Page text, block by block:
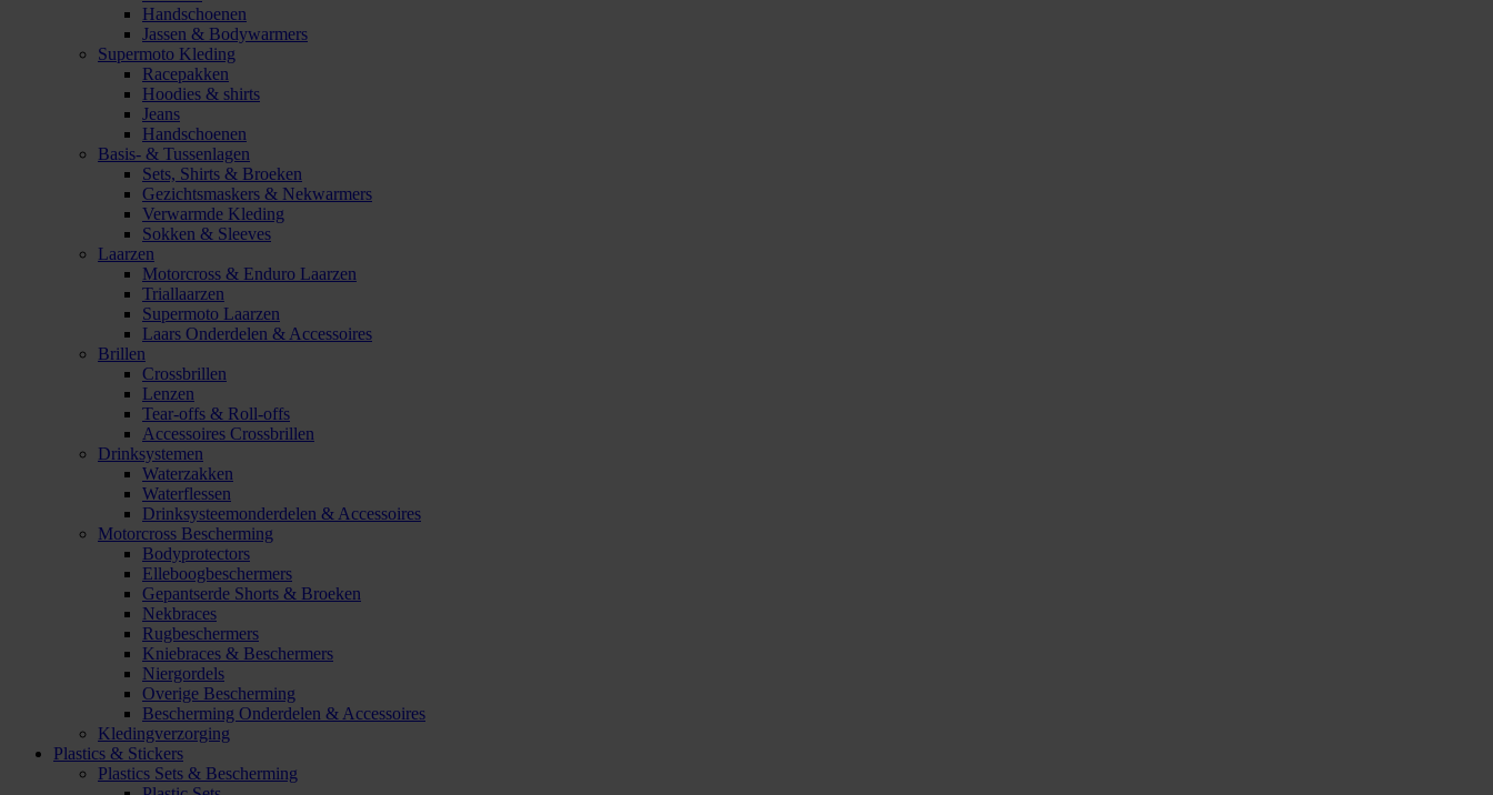
Handschoenen
Jassen & Bodywarmers
Supermoto Kleding
Racepakken
Hoodies & shirts
Jeans
Handschoenen
Basis- & Tussenlagen
Sets, Shirts & Broeken
Gezichtsmaskers & Nekwarmers
Verwarmde Kleding
Sokken & Sleeves
Laarzen
Motorcross & Enduro Laarzen
Triallaarzen
Supermoto Laarzen
Laars Onderdelen & Accessoires
Brillen
Crossbrillen
Lenzen
Tear-offs & Roll-offs
Accessoires Crossbrillen
Drinksystemen
Waterzakken
Waterflessen
Drinksysteemonderdelen & Accessoires
Motorcross Bescherming
Bodyprotectors
Elleboogbeschermers
Gepantserde Shorts & Broeken
Nekbraces
Rugbeschermers
Kniebraces & Beschermers
Niergordels
Overige Bescherming
Bescherming Onderdelen & Accessoires
Kledingverzorging
Plastics & Stickers
Plastics Sets & Bescherming